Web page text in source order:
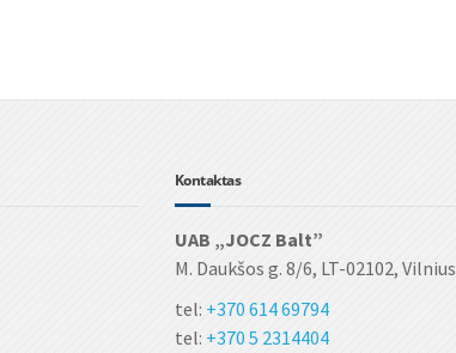
Kontaktas
UAB „JOCZ Balt”
M. Daukšos g. 8/6, LT-02102, Vilnius
tel: +370 614 69794
tel: +370 5 2314404